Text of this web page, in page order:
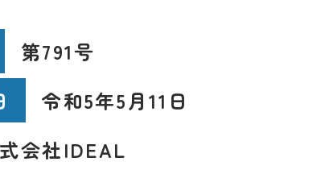
第791号
令和5年5月11日
会社IDEAL